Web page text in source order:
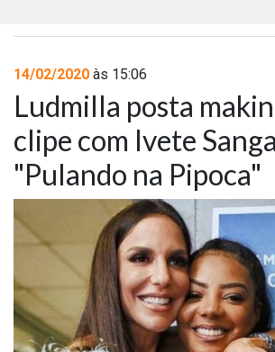
AGENDA
NOTÍCIAS
VÍDEOS
PROMOÇÕES
CONTATO
14/02/2020 às 15:06
Ludmilla posta
clipe com Ivete
"Pulando na Pipoca"